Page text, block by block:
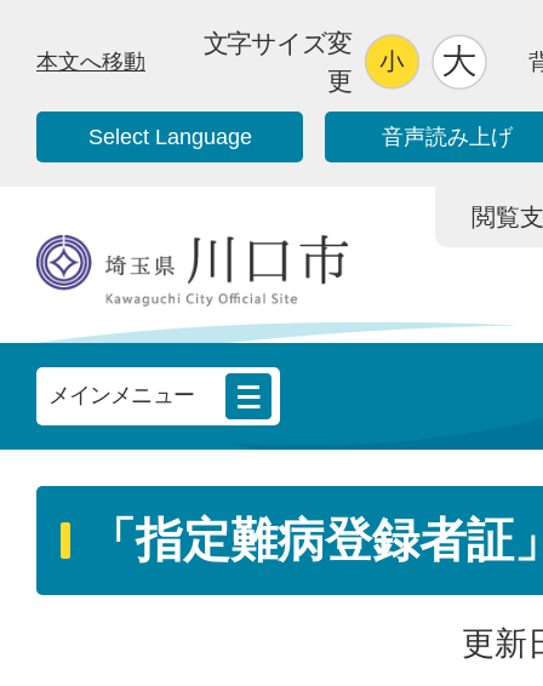
本文へ移動
文字サイズ変
更
Select Language 音声読み上げ
閲覧
メインメニュー
「指定難病登録者証
更新